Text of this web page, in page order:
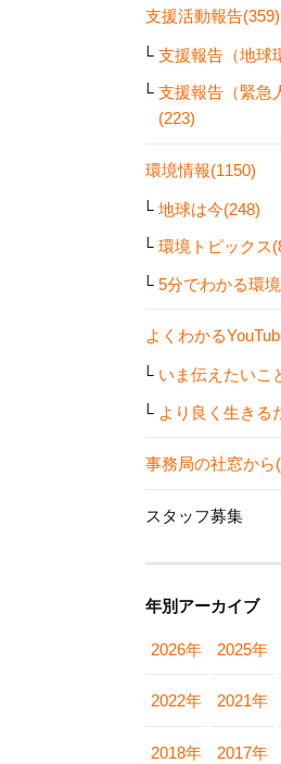
支援活動報告(359)
支援報告（地球
支援報告（緊急
(223)
環境情報(1150)
地球は今(248)
環境トピックス
5分でわかる環
よくわかる
いま伝えたいこ
より良く生きる
事務局の社窓から
スタッフ募集
年別アーカイブ
2026年 2025年
2022年 2021年
2018年 2017年